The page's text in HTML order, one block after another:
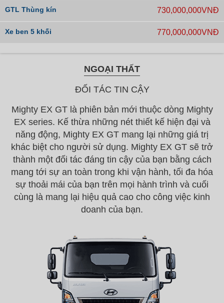
GTL Thùng kín 730,000,000VNĐ
Xe ben 5 khối 770,000,000VNĐ
NGOẠI THẤT
ĐỐI TÁC TIN CẬY
Mighty EX GT là phiên bản mới thuộc dòng Mighty
EX series. Kế thừa những nét thiết kế hiện đại và
năng động, Mighty EX GT mang lại những giá trị
khác biệt cho người sử dụng. Mighty EX GT sẽ trở
thành một đối tác đáng tin cậy của bạn bằng cách
mang tới sự an toàn trong khi vận hành, tối đa hóa
sự thoải mái của bạn trên mọi hành trình và cuối
cùng là mang lại hiệu quả cao cho công việc kinh
doanh của bạn.